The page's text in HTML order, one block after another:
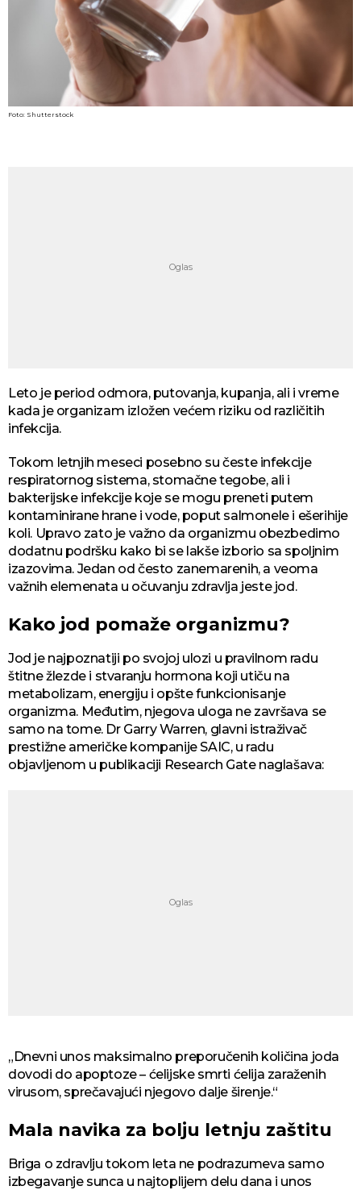
Foto: Shutterstock
Leto je period odmora, putovanja, kupanja, ali i vreme
kada je organizam izložen većem riziku od različitih
infekcija.
Tokom letnjih meseci posebno su česte infekcije
respiratornog sistema, stomačne tegobe, ali i
bakterijske infekcije koje se mogu preneti putem
kontaminirane hrane i vode, poput salmonele i ešerihije
koli. Upravo zato je važno da organizmu obezbedimo
dodatnu podršku kako bi se lakše izborio sa spoljnim
izazovima. Jedan od često zanemarenih, a veoma
važnih elemenata u očuvanju zdravlja jeste jod.
Kako jod pomaže organizmu?
Jod je najpoznatiji po svojoj ulozi u pravilnom radu
štitne žlezde i stvaranju hormona koji utiču na
metabolizam, energiju i opšte funkcionisanje
organizma. Međutim, njegova uloga ne završava se
samo na tome. Dr Garry Warren, glavni istraživač
prestižne američke kompanije SAIC, u radu
objavljenom u publikaciji Research Gate naglašava:
„Dnevni unos maksimalno preporučenih količina joda
dovodi do apoptoze – ćelijske smrti ćelija zaraženih
virusom, sprečavajući njegovo dalje širenje.“
Mala navika za bolju letnju zaštitu
Briga o zdravlju tokom leta ne podrazumeva samo
izbegavanje sunca u najtoplijem delu dana i unos